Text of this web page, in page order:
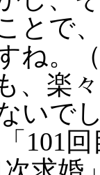
とで
ね。
、楽
いで
101回